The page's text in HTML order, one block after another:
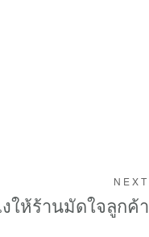
NEXT
ให้ร้านมัดใจลูกค้า